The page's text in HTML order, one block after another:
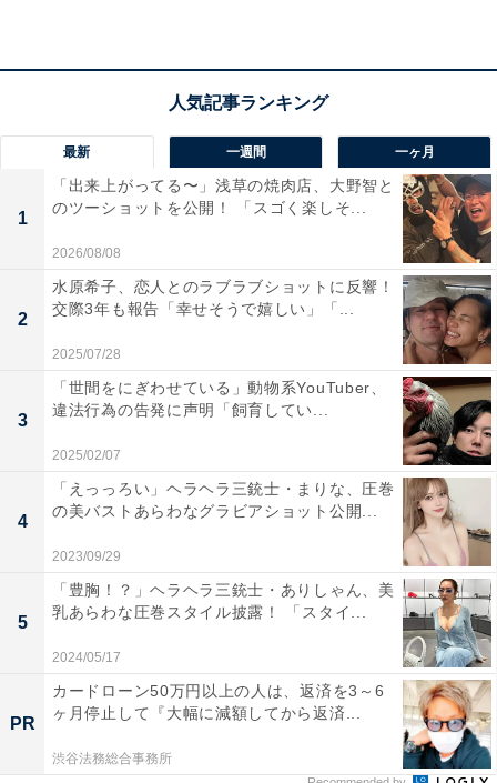
最新 一週間 一ヶ月
1
「出来上がってる〜」浅草の焼肉店、大野智と
のツーショットを公開！ 「スゴく楽しそ...
2026/08/08
2
水原希子、恋人とのラブラブショットに反響！
交際3年も報告「幸せそうで嬉しい」「...
2025/07/28
3
「世間をにぎわせている」動物系YouTuber、
違法行為の告発に声明「飼育してい...
2025/02/07
4
「えっっろい」ヘラヘラ三銃士・まりな、圧巻
の美バストあらわなグラビアショット公開...
2023/09/29
5
「豊胸！？」ヘラヘラ三銃士・ありしゃん、美
乳あらわな圧巻スタイル披露！ 「スタイ...
2024/05/17
PR
カードローン50万円以上の人は、返済を3～6
ヶ月停止して『大幅に減額してから返済...
渋谷法務総合事務所